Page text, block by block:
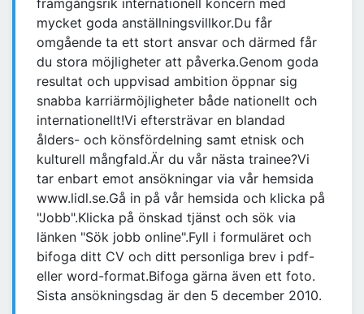
framgångsrik internationell koncern med
mycket goda anställningsvillkor.Du får
omgående ta ett stort ansvar och därmed får
du stora möjligheter att påverka.Genom goda
resultat och uppvisad ambition öppnar sig
snabba karriärmöjligheter både nationellt och
internationellt!Vi eftersträvar en blandad
ålders- och könsfördelning samt etnisk och
kulturell mångfald.Är du vår nästa trainee?Vi
tar enbart emot ansökningar via vår hemsida
www.lidl.se.Gå in på vår hemsida och klicka på
"Jobb".Klicka på önskad tjänst och sök via
länken "Sök jobb online".Fyll i formuläret och
bifoga ditt CV och ditt personliga brev i pdf-
eller word-format.Bifoga gärna även ett foto.
Sista ansökningsdag är den 5 december 2010.